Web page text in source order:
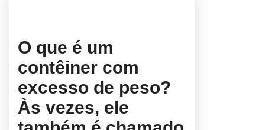
O que é um
contêiner com
excesso de peso?
Às vezes, ele